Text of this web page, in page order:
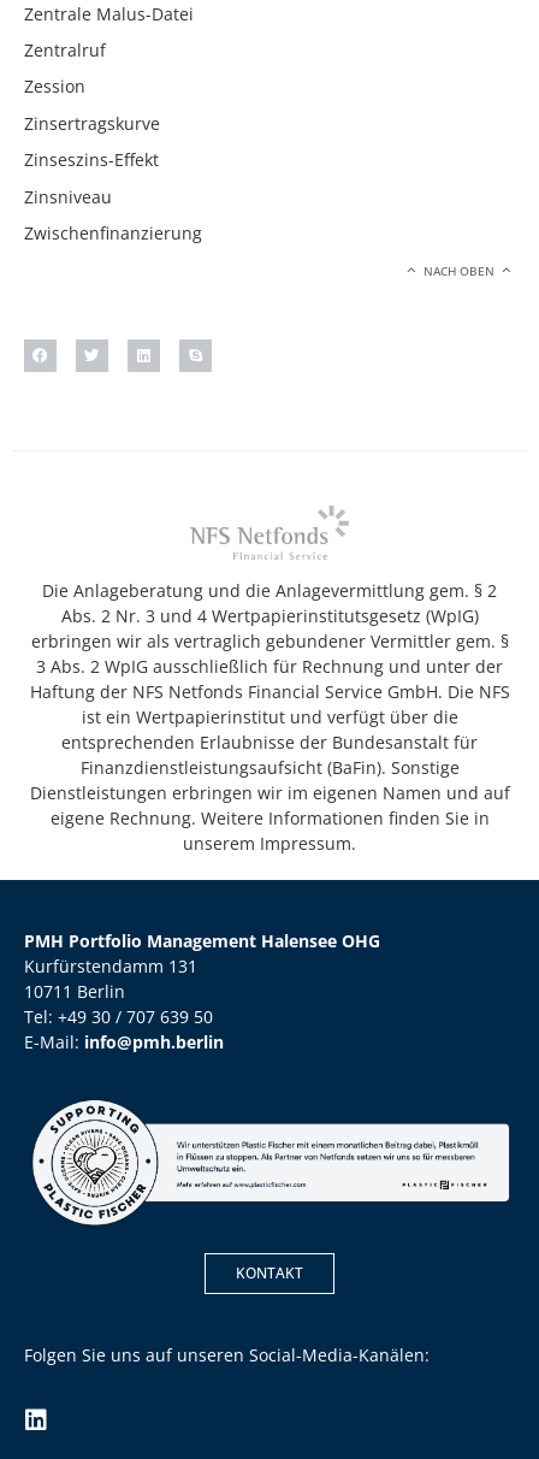
Zentrale Malus-Datei
Zentralruf
Zession
Zinsertragskurve
Zinseszins-Effekt
Zinsniveau
Zwischenfinanzierung
NACH OBEN
Die Anlageberatung und die Anlagevermittlung gem. § 2
Abs. 2 Nr. 3 und 4 Wertpapierinstitutsgesetz (WpIG)
erbringen wir als vertraglich gebundener Vermittler gem. §
3 Abs. 2 WpIG ausschließlich für Rechnung und unter der
Haftung der NFS Netfonds Financial Service GmbH. Die NFS
ist ein Wertpapierinstitut und verfügt über die
entsprechenden Erlaubnisse der Bundesanstalt für
Finanzdienstleistungsaufsicht (BaFin). Sonstige
Dienstleistungen erbringen wir im eigenen Namen und auf
eigene Rechnung. Weitere Informationen finden Sie in
unserem Impressum.
PMH Portfolio Management Halensee OHG
Kurfürstendamm 131
10711 Berlin
Tel: +49 30 / 707 639 50
E-Mail: info@pmh.berlin
KONTAKT
Folgen Sie uns auf unseren Social-Media-Kanälen: